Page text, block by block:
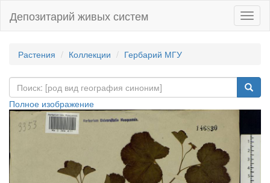
Депозитарий живых систем
Растения Коллекции Гербарий МГУ
Полное изображение